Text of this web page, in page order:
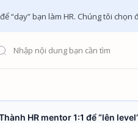
“dạy” bạn làm HR. Chúng tôi
HR mentor 1:1 để “lên